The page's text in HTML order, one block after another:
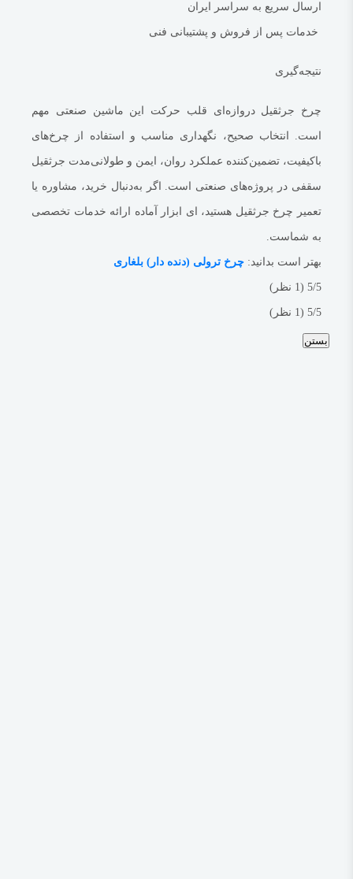
ارسال سریع به سراسر ایران
خدمات پس از فروش و پشتیبانی فنی
نتیجه‌گیری
چرخ جرثقیل دروازه‌ای قلب حرکت این ماشین صنعتی مهم
است. انتخاب صحیح، نگهداری مناسب و استفاده از چرخ‌های
باکیفیت، تضمین‌کننده عملکرد روان، ایمن و طولانی‌مدت جرثقیل
سقفی در پروژه‌های صنعتی است. اگر به‌دنبال خرید، مشاوره یا
تعمیر چرخ جرثقیل هستید، ای ابزار آماده ارائه خدمات تخصصی
به شماست.
بهتر است بدانید: چرخ ترولی (دنده دار) بلغاری
‫5/5 ‫(1 نظر)
‫5/5 ‫(1 نظر)
بستن